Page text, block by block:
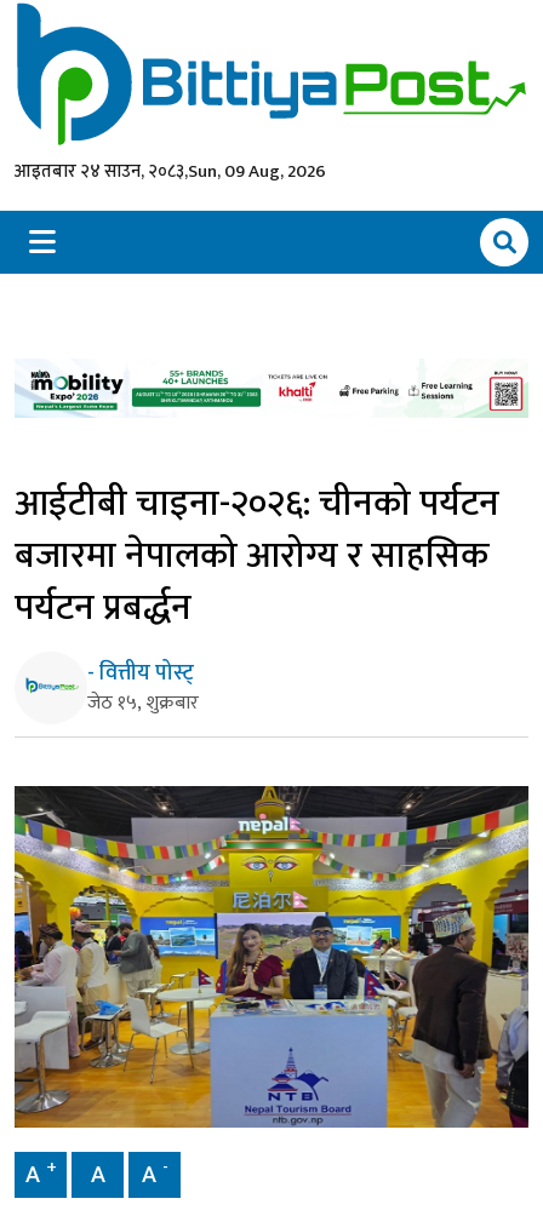
आइतबार २४ साउन, २०८३,Sun, 09 Aug, 2026
आईटीबी चाइना-२०२६: चीनको पर्यटन
बजारमा नेपालको आरोग्य र साहसिक
पर्यटन प्रबर्द्धन
- वित्तीय पोस्ट्
जेठ १५, शुक्रबार
A + A A -